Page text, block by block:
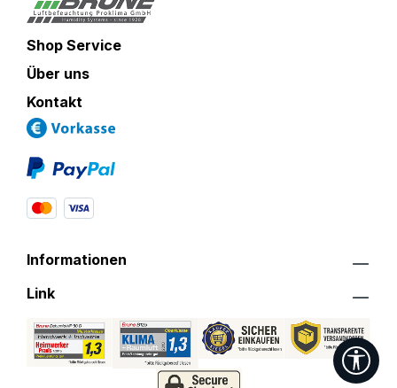
Shop Service
Über uns
Kontakt
Informationen
Link